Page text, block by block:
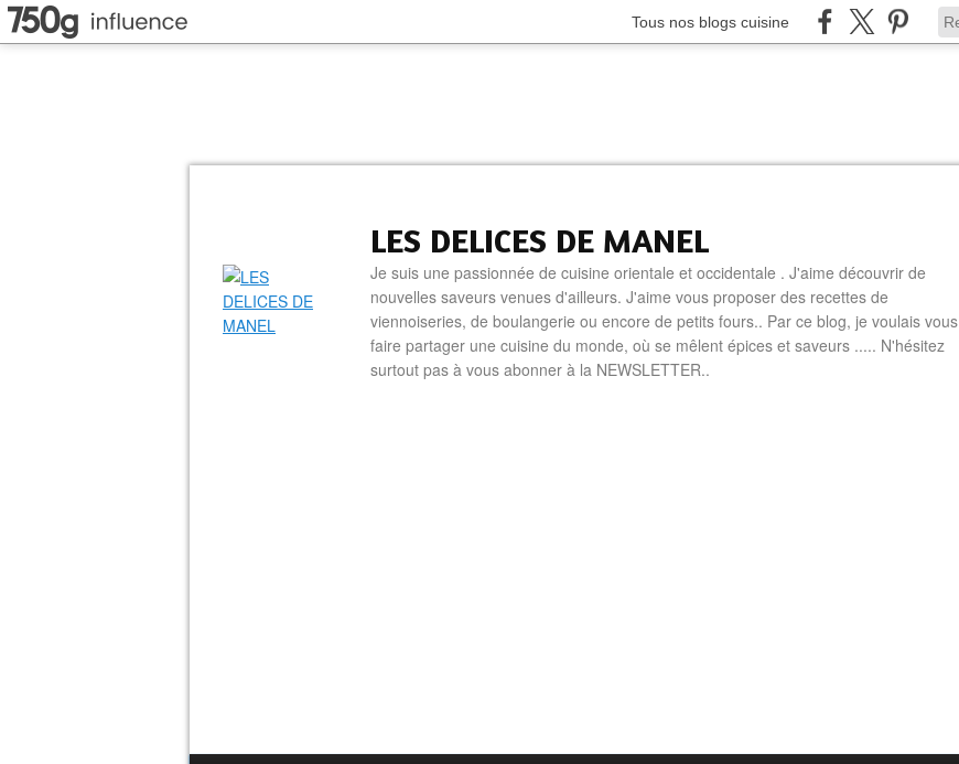
Tous nos blogs cuisine
LES DELICES DE MANEL
Je suis une passionnée de cuisine orientale et occidentale . J'aime découvrir de
nouvelles saveurs venues d'ailleurs. J'aime vous proposer des recettes de
viennoiseries, de boulangerie ou encore de petits fours.. Par ce blog, je voulais vous
faire partager une cuisine du monde, où se mêlent épices et saveurs ..... N'hésitez
surtout pas à vous abonner à la NEWSLETTER..